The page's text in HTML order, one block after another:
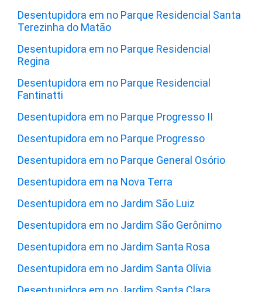
Desentupidora em no Parque Residencial Santa
Terezinha do Matão
Desentupidora em no Parque Residencial
Regina
Desentupidora em no Parque Residencial
Fantinatti
Desentupidora em no Parque Progresso II
Desentupidora em no Parque Progresso
Desentupidora em no Parque General Osório
Desentupidora em na Nova Terra
Desentupidora em no Jardim São Luiz
Desentupidora em no Jardim São Gerônimo
Desentupidora em no Jardim Santa Rosa
Desentupidora em no Jardim Santa Olívia